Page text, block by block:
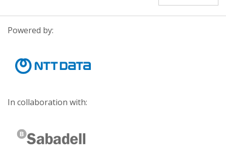
Powered by:
In collaboration with: